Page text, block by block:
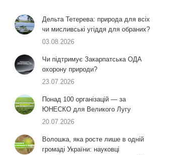
Дельта Тетерева: природа для всіх
чи мисливські угіддя для обраних?
03.08.2026
Чи підтримує Закарпатська ОДА
охорону природи?
23.07.2026
Понад 100 організацій — за
ЮНЕСКО для Великого Лугу
20.07.2026
Волошка, яка росте лише в одній
громаді України: науковці